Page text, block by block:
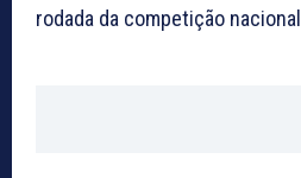
rodada da competição